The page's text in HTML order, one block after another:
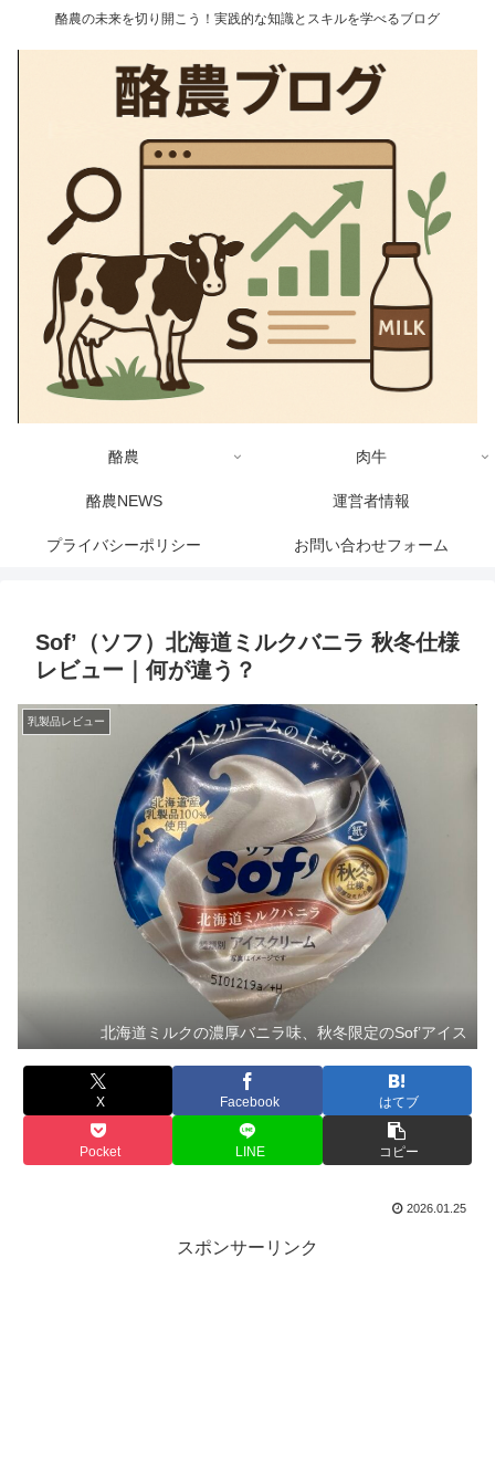
酪農の未来を切り開こう！実践的な知識とスキルを学べるブログ
酪農 肉牛
酪農NEWS 運営者情報
プライバシーポリシー お問い合わせフォーム
Sof’（ソフ）北海道ミルクバニラ 秋冬仕様
レビュー｜何が違う？
乳製品レビュー
北海道ミルクの濃厚バニラ味、秋冬限定のSof’アイス
X Facebook はてブ
Pocket LINE コピー
2026.01.25
スポンサーリンク